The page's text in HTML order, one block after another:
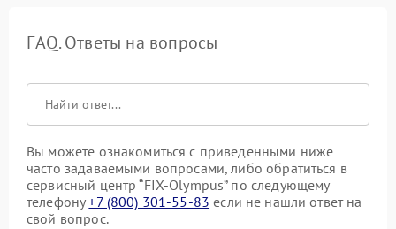
FAQ. Ответы на вопросы
Вы можете ознакомиться с приведенными ниже
часто задаваемыми вопросами, либо обратиться в
сервисный центр “FIX-Olympus” по следующему
телефону+7 (800) 301-55-83 если не нашли ответ на
свой вопрос.